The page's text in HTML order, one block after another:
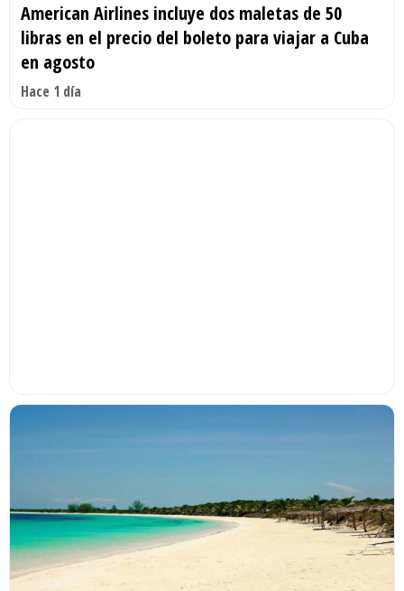
American Airlines incluye dos maletas de 50
libras en el precio del boleto para viajar a Cuba
en agosto
Hace 1 día